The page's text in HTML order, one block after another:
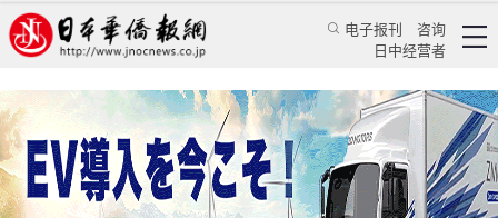
电子报刊
咨询
日中经营者